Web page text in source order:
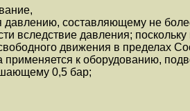
давлению, составляющему не
вследствие давления;
движения в пределах
применяется к оборудованию,
0,5 бар;